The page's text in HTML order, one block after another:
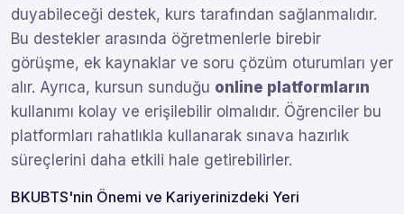
duyabileceği destek, kurs tarafından sağlanmalıdır.
Bu destekler arasında öğretmenlerle birebir
görüşme, ek kaynaklar ve soru çözüm oturumları yer
alır. Ayrıca, kursun sunduğu online platformların
kullanımı kolay ve erişilebilir olmalıdır. Öğrenciler bu
platformları rahatlıkla kullanarak sınava hazırlık
süreçlerini daha etkili hale getirebilirler.
BKUBTS'nin Önemi ve Kariyerinizdeki Yeri